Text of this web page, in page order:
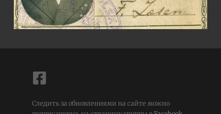
Следить за обновлениями на сайте можно